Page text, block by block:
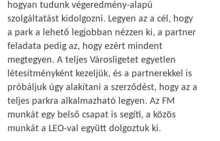
hogyan tudunk végeredmény-alapú
szolgáltatást kidolgozni. Legyen az a cél, hogy
a park a lehető legjobban nézzen ki, a partner
feladata pedig az, hogy ezért mindent
megtegyen. A teljes Városligetet egyetlen
létesítményként kezeljük, és a partnerekkel is
próbáljuk úgy alakítani a szerződést, hogy az a
teljes parkra alkalmazható legyen. Az FM
munkát egy belső csapat is segíti, a közös
munkát a LEO-val együtt dolgoztuk ki.